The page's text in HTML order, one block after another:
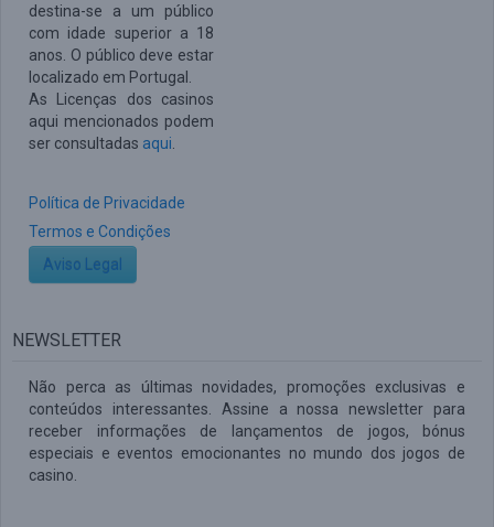
destina-se a um público
com idade superior a 18
anos. O público deve estar
localizado em Portugal.
As Licenças dos casinos
aqui mencionados podem
ser consultadas aqui
Política de Privacidade
Termos e Condições
Aviso Legal
NEWSLETTER
Não perca as últimas novidades, promoções exclusivas e
conteúdos interessantes. Assine a nossa newsletter para
receber informações de lançamentos de jogos, bónus
especiais e eventos emocionantes no mundo dos jogos de
casino.